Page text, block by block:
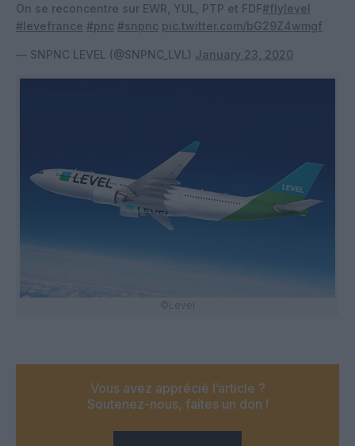
On se reconcentre sur EWR, YUL, PTP et FDF#flylevel
#levefrance #pnc #snpnc pic.twitter.com/bG29Z4wmgf
— SNPNC LEVEL (@SNPNC_LVL) January 23, 2020
©Level
Vous avez apprécié l’article ?
Soutenez-nous, faites un don !